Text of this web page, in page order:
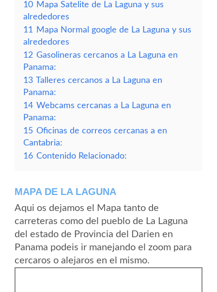
10 Mapa Satelite de La Laguna y sus
alrededores
11
Mapa Normal google de La Laguna y sus
alrededores
12 Gasolineras cercanos a La Laguna en
Panama:
13 Talleres cercanos a La Laguna en
Panama:
14 Webcams cercanas a La Laguna en
Panama:
15 Oficinas de correos cercanas a en
Cantabria:
16 Contenido Relacionado:
MAPA DE LA LAGUNA
Aqui os dejamos el Mapa tanto de
carreteras como del pueblo de La Laguna
del estado de Provincia del Darien en
Panama podeis ir manejando el zoom para
cercaros o alejaros en el mismo.